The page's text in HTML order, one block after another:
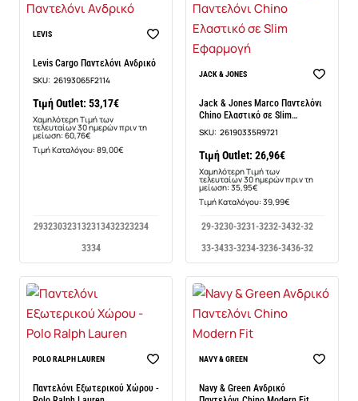
-13%
LEVIS
Levis Cargo Παντελόνι Ανδρικό
SKU: 26193065F2114
Τιμή Outlet: 53,17€
Χαμηλότερη Τιμή των
τελευταίων 30 ημερών πριν τη
μείωση: 60,76€
Τιμή Καταλόγου: 89,00€
293230323132313432323234
3334
-25%
JACK & JONES
Jack & Jones Marco Παντελόνι
Chino Ελαστικό σε Slim
Εφαρμογή
SKU: 26190335R9721
Τιμή Outlet: 26,96€
Χαμηλότερη Τιμή των
τελευταίων 30 ημερών πριν τη
μείωση: 35,95€
Τιμή Καταλόγου: 39,99€
29-3230-3231-3232-3432-32
33-3433-3234-3236-3436-32
POLO RALPH LAUREN
Παντελόνι Εξωτερικού Χώρου -
NAVY & GREEN
Navy & Green Ανδρικό